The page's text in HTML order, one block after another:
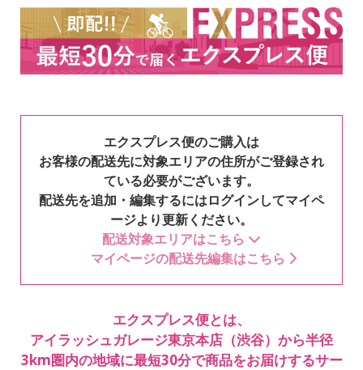
エクスプレス便のご購入は
お客様の配送先に対象エリアの住所がご登録され
ている必要がございます。
配送先を追加・編集するにはログインしてマイペ
ージより更新ください。
配送対象エリアはこちら
マイページの配送先編集はこちら
エクスプレス便とは、
アイラッシュガレージ東京本店（渋谷）から半径
3km圏内の地域に最短30分で商品をお届けするサー